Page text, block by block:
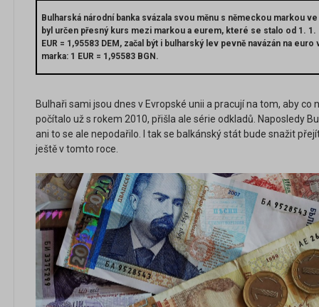
Bulharská národní banka svázala svou měnu s německou markou
byl určen přesný kurs mezi markou a eurem, které se stalo od 1. 1.
EUR = 1,95583 DEM, začal být i bulharský lev pevně navázán na
marka: 1 EUR = 1,95583 BGN.
Bulhaři sami jsou dnes v Evropské unii a pracují na tom, aby co
počítalo už s rokem 2010, přišla ale série odkladů. Naposledy
ani to se ale nepodařilo. I tak se balkánský stát bude snažit
ještě v tomto roce.